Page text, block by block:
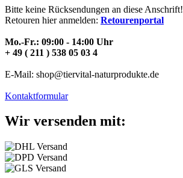
Bitte keine Rücksendungen an diese Anschrift!
Retouren hier anmelden: Retourenportal
Mo.-Fr.: 09:00 - 14:00 Uhr
+ 49 ( 211 ) 538 05 03 4
E-Mail: shop@tiervital-naturprodukte.de
Kontaktformular
Wir versenden mit: